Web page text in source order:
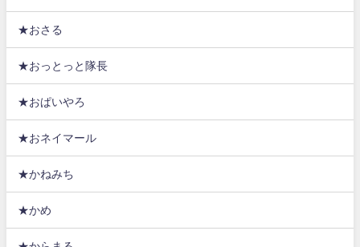
★おさる
★おっとっと隊長
★おぱいやろ
★おネイマール
★かねみち
★かめ